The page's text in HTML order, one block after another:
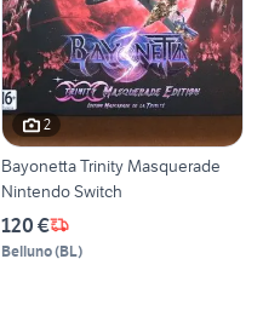
2
Bayonetta Trinity Masquerade
Nintendo Switch
120 €
Belluno(BL)